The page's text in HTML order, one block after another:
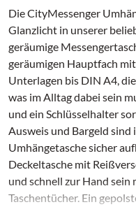
Die CityMessenger
Glanzlicht in unserer
geräumige
geräumigen Hauptfach
Unterlagen bis DIN A4,
was im Alltag dabei sein
und ein Schlüsselhalter
Ausweis und Bargeld sind
Umhängetasche sicher
Deckeltasche mit
und schnell zur Hand sein
Taschentücher. Ein